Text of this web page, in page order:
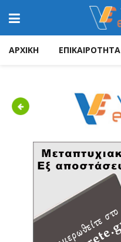
ΑΡΧΙΚΗ ΕΠΙΚΑΙΡΟΤΗΤΑ
Previous